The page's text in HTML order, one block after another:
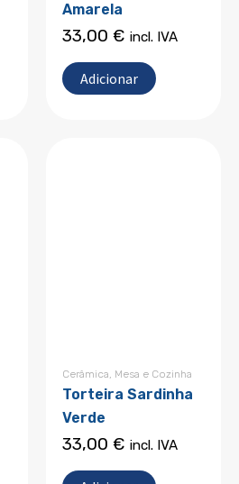
Amarela
33,00 € incl. IVA
Adicionar
Cerâmica, Mesa e Cozinha
Torteira Sardinha
Verde
33,00 € incl. IVA